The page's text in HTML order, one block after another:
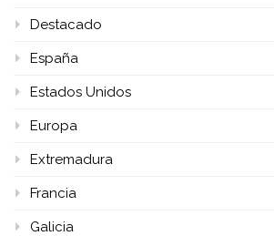
Destacado
España
Estados Unidos
Europa
Extremadura
Francia
Galicia